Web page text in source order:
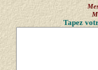
Tapez